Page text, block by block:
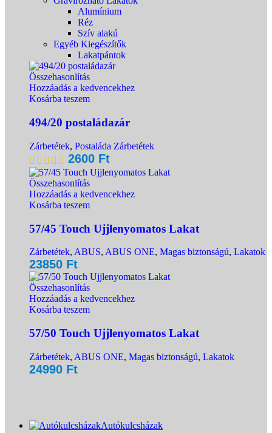
Alumínium
Réz
Szív alakú
Egyéb Kiegészítők
Lakatpántok
Összehasonlítás
Hozzáadás a kedvencekhez
Kosárba teszem
494/20 postaládazár
Zárbetétek, Postaláda Zárbetétek
2600 Ft
Összehasonlítás
Hozzáadás a kedvencekhez
Kosárba teszem
57/45 Touch Ujjlenyomatos Lakat
Zárbetétek, ABUS, ABUS ONE, Magas biztonságú, Lakatok
23850 Ft
Összehasonlítás
Hozzáadás a kedvencekhez
Kosárba teszem
57/50 Touch Ujjlenyomatos Lakat
Zárbetétek, ABUS ONE, Magas biztonságú, Lakatok
24990 Ft
Autókulcsházak